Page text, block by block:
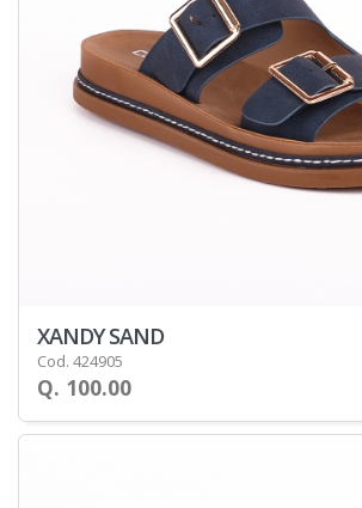
XANDY SAND
Cod. 424905
Q. 100.00